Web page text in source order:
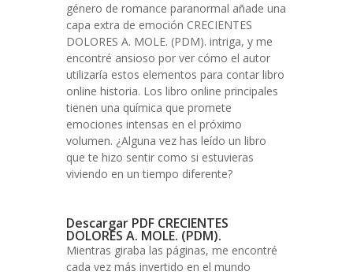
género de romance paranormal añade una
capa extra de emoción CRECIENTES
DOLORES A. MOLE. (PDM). intriga, y me
encontré ansioso por ver cómo el autor
utilizaría estos elementos para contar libro
online​ historia. Los libro online​ principales
tienen una química que promete
emociones intensas en el próximo
volumen. ¿Alguna vez has leído un libro
que te hizo sentir como si estuvieras
viviendo en un tiempo diferente?
Descargar PDF CRECIENTES
DOLORES A. MOLE. (PDM).
Mientras giraba las páginas, me encontré
cada vez más invertido en el mundo